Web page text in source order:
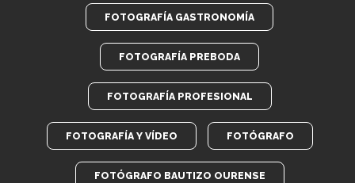
FOTOGRAFÍA GASTRONOMÍA
FOTOGRAFÍA PREBODA
FOTOGRAFÍA PROFESIONAL
FOTOGRAFÍA Y VÍDEO FOTÓGRAFO
FOTÓGRAFO BAUTIZO OURENSE